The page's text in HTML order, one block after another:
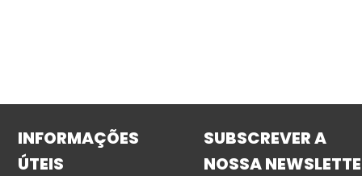
INFORMAÇÕES
ÚTEIS
SUBSCREVER A
NOSSA